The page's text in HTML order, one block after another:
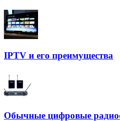
IPTV и его преимущества
Обычные цифровые